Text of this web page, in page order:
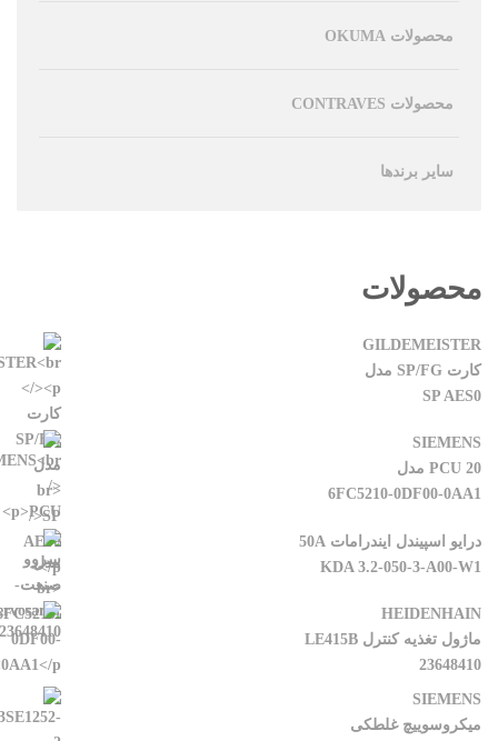
محصولات OKUMA
محصولات CONTRAVES
سایر برندها
محصولات
GILDEMEISTER
کارت SP/FG مدل
SP AES0
SIEMENS
PCU 20 مدل
6FC5210-0DF00-0AA1
درایو اسپیندل ایندرامات 50A
KDA 3.2-050-3-A00-W1
HEIDENHAIN
ماژول تغذیه کنترل LE415B
23648410
SIEMENS
میکروسوییچ غلطکی